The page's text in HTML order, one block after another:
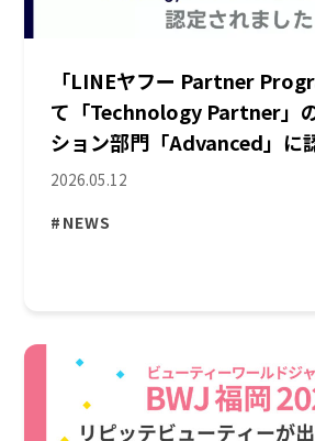
「LINEヤフー Partner
て「Technology Partner」
ション部門「Advanced」に
2026.05.12
#NEWS